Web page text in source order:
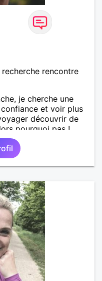
rencontre
je cherche une
et voir plus
découvrir de
pourquoi pas !